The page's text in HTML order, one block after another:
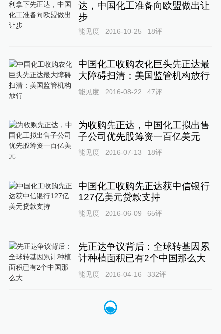
达，中国化工准备向欧盟做出让
步
能见度 2016-10-25 18评
中国化工收购农化巨头先正达最
大障碍扫清：美国监管机构放行
能见度 2016-08-22 47评
为收购先正达，中国化工拟出售
子公司优先股筹资一百亿美元
能见度 2016-07-13 18评
中国化工收购先正达获中信银行
127亿美元贷款支持
能见度 2016-06-09 65评
先正达争议背后：全球转基因累
计种植面积已有2个中国那么大
能见度 2016-04-16 332评